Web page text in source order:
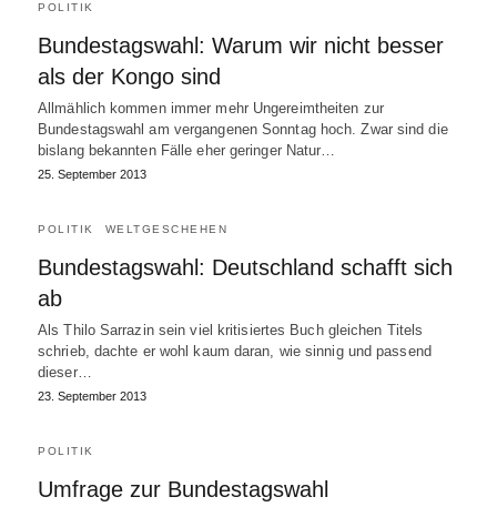
POLITIK
Bundestagswahl: Warum wir nicht besser
als der Kongo sind
Allmählich kommen immer mehr Ungereimtheiten zur
Bundestagswahl am vergangenen Sonntag hoch. Zwar sind die
bislang bekannten Fälle eher geringer Natur…
25. September 2013
POLITIK WELTGESCHEHEN
Bundestagswahl: Deutschland schafft sich
ab
Als Thilo Sarrazin sein viel kritisiertes Buch gleichen Titels
schrieb, dachte er wohl kaum daran, wie sinnig und passend
dieser…
23. September 2013
POLITIK
Umfrage zur Bundestagswahl